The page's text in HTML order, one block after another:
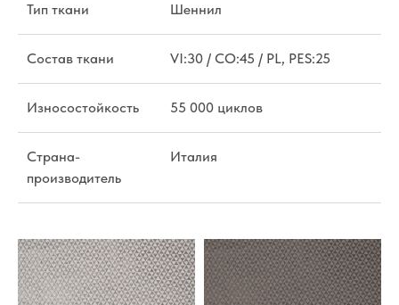
Тип ткани Шеннил
Состав ткани VI:30 / CO:45 / PL, PES:25
Износостойкость 55 000 циклов
Страна-
производитель
Италия